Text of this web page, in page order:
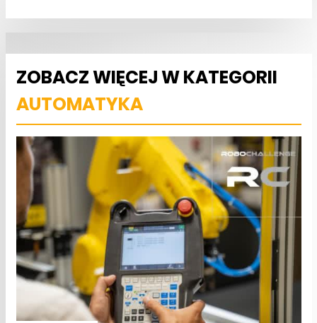
ZOBACZ WIĘCEJ W KATEGORII
AUTOMATYKA